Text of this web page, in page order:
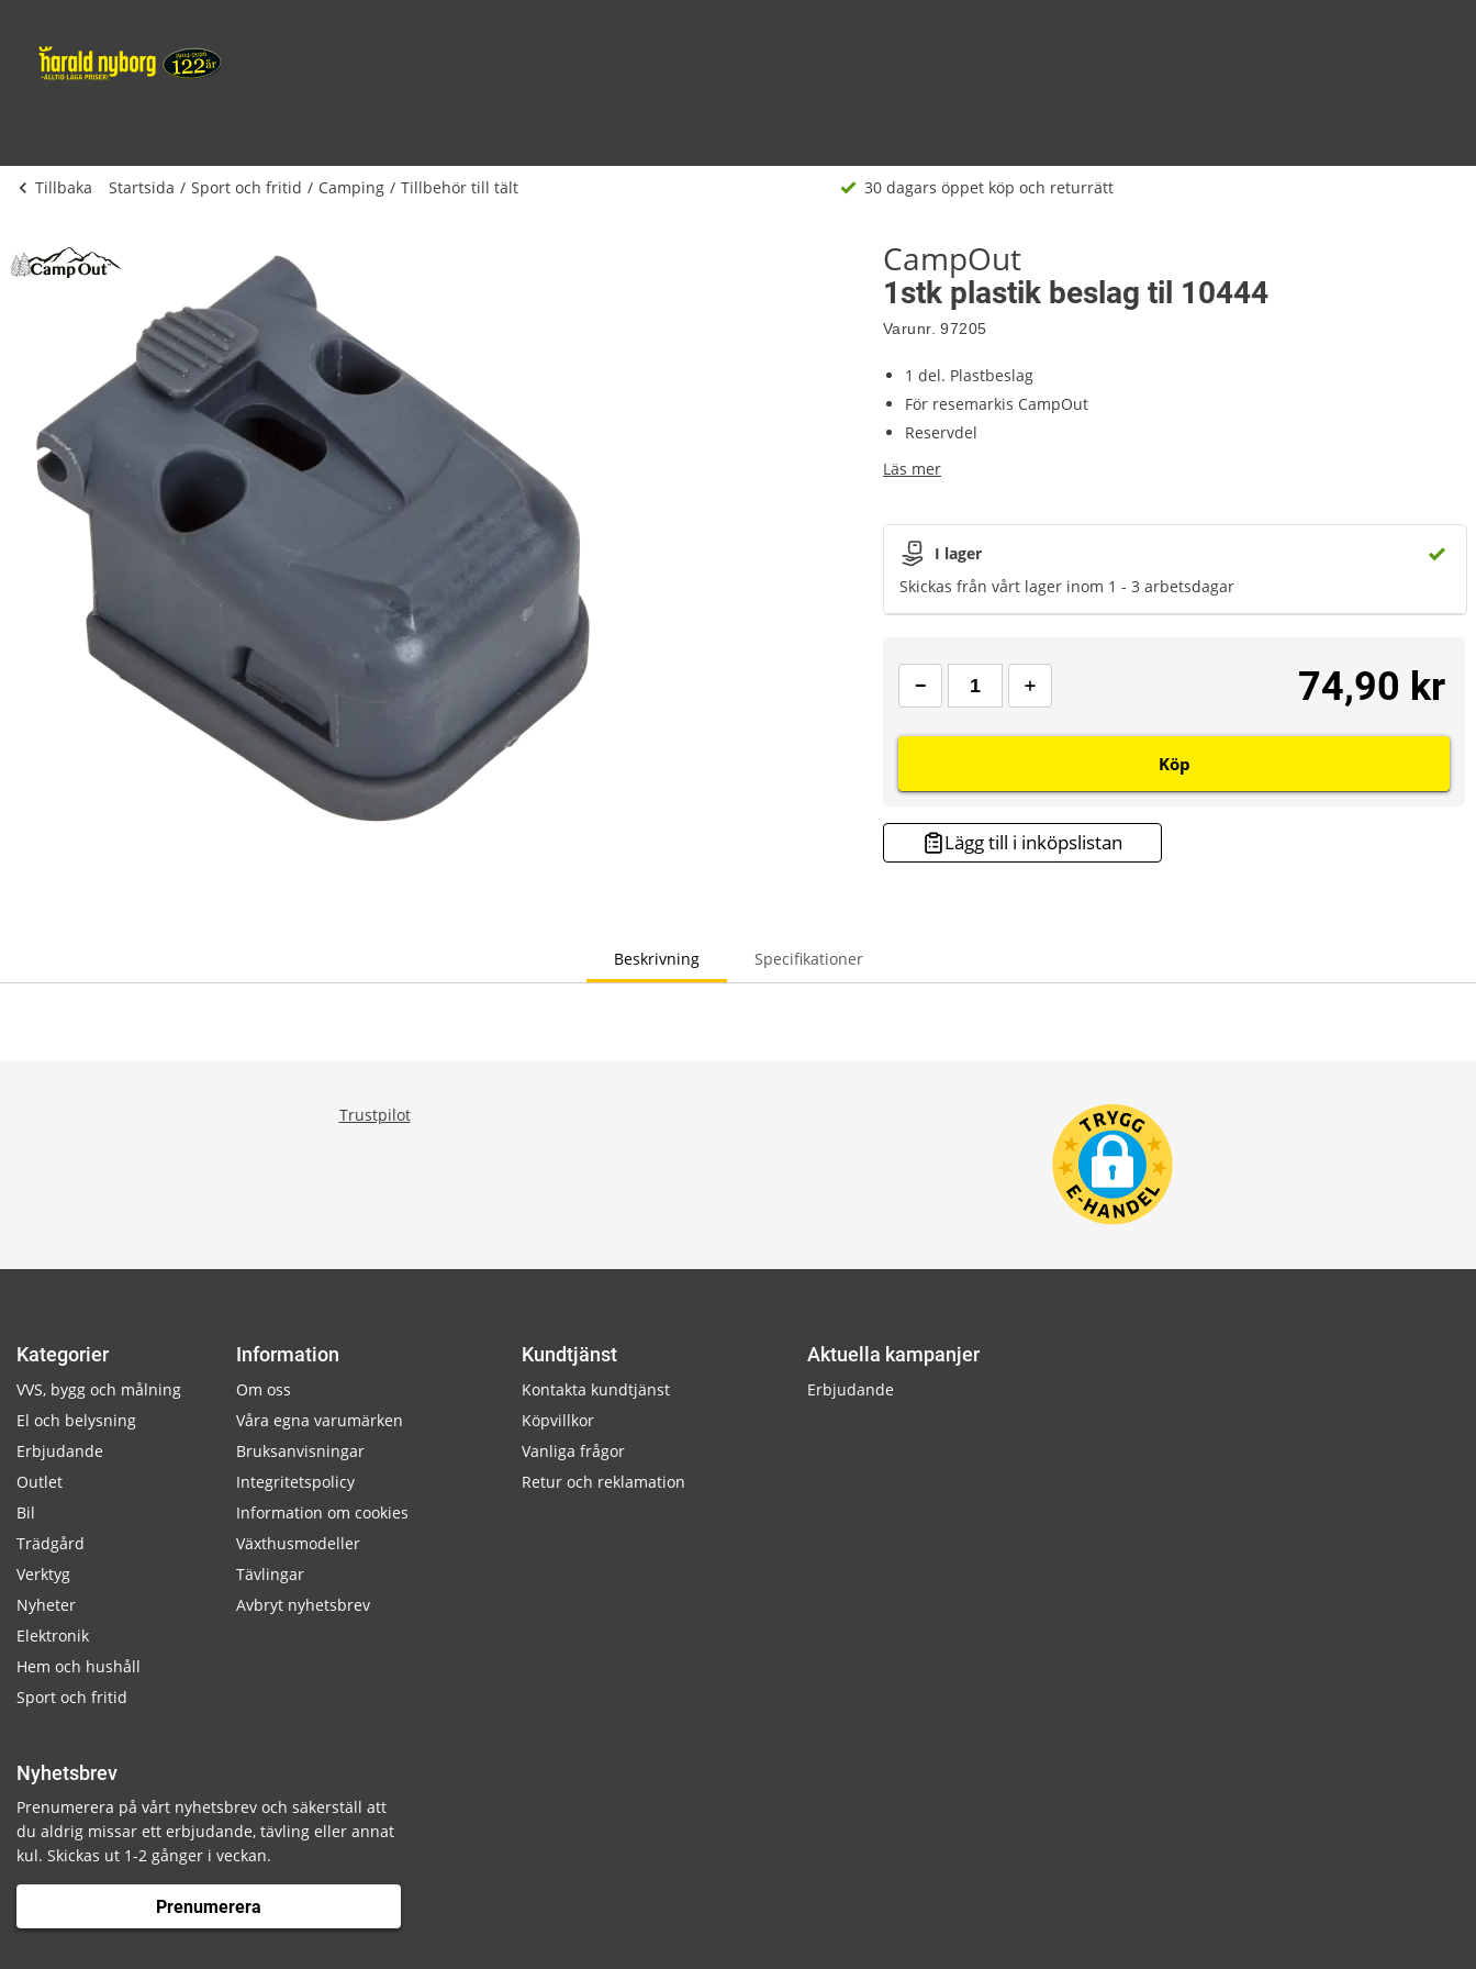
Tillbaka Startsida Sport och fritid Camping Tillbehör till tält 30 dagars öppet köp och returrätt
CampOut
1stk plastik beslag til 10444
Varunr. 97205
1 del. Plastbeslag
För resemarkis CampOut
Reservdel
Läs mer
I lager
Skickas från vårt lager inom 1 - 3 arbetsdagar
74,90 kr
Köp
Lägg till i inköpslistan
Beskrivning Specifikationer
Trustpilot
Kategorier
VVS, bygg och målning
El och belysning
Erbjudande
Outlet
Bil
Trädgård
Verktyg
Nyheter
Elektronik
Hem och hushåll
Sport och fritid
Information
Om oss
Våra egna varumärken
Bruksanvisningar
Integritetspolicy
Information om cookies
Växthusmodeller
Tävlingar
Avbryt nyhetsbrev
Kundtjänst
Kontakta kundtjänst
Köpvillkor
Vanliga frågor
Retur och reklamation
Aktuella kampanjer
Erbjudande
Nyhetsbrev
Prenumerera på vårt nyhetsbrev och säkerställ att
du aldrig missar ett erbjudande, tävling eller annat
kul. Skickas ut 1-2 gånger i veckan.
Prenumerera